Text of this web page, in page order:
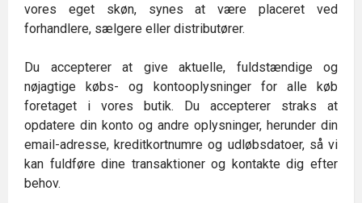
vores eget skøn, synes at være placeret ved
forhandlere, sælgere eller distributører.
Du accepterer at give aktuelle, fuldstændige og
nøjagtige købs- og kontooplysninger for alle køb
foretaget i vores butik. Du accepterer straks at
opdatere din konto og andre oplysninger, herunder din
email-adresse, kreditkortnumre og udløbsdatoer, så vi
kan fuldføre dine transaktioner og kontakte dig efter
behov.